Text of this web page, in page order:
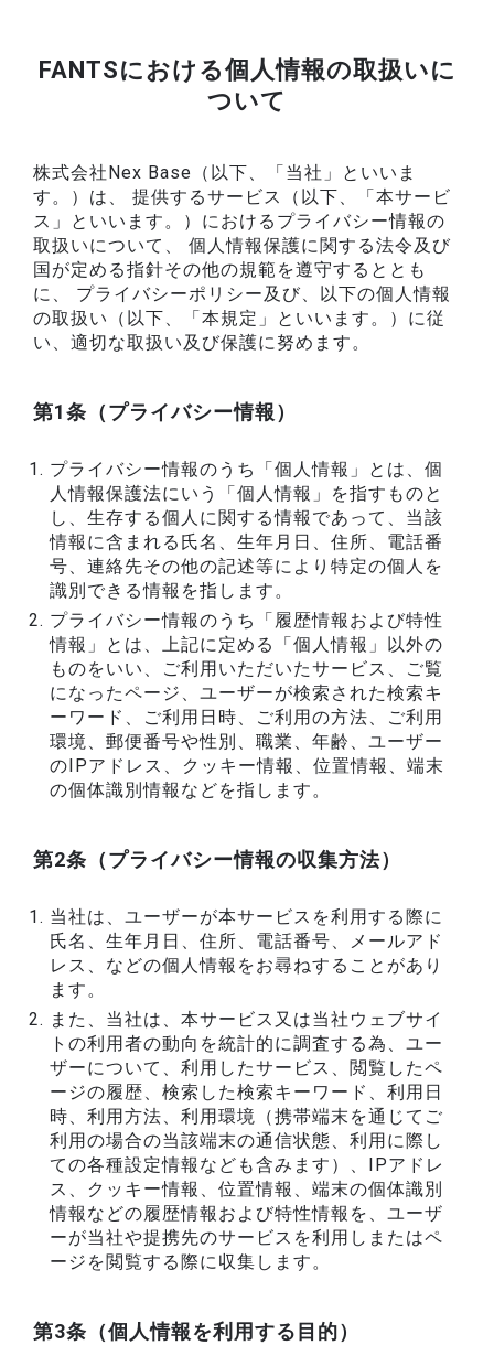
FANTSにおける個人情報の取扱いに
ついて
株式会社Nex Base（以下、「当社」といいま
す。）は、 提供するサービス（以下、「本サービ
ス」といいます。）におけるプライバシー情報の
取扱いについて、 個人情報保護に関する法令及び
国が定める指針その他の規範を遵守するととも
に、 プライバシーポリシー及び、以下の個人情報
の取扱い（以下、「本規定」といいます。）に従
い、適切な取扱い及び保護に努めます。
第1条（プライバシー情報）
プライバシー情報のうち「個人情報」とは、個
人情報保護法にいう「個人情報」を指すものと
し、生存する個人に関する情報であって、当該
情報に含まれる氏名、生年月日、住所、電話番
号、連絡先その他の記述等により特定の個人を
識別できる情報を指します。
プライバシー情報のうち「履歴情報および特性
情報」とは、上記に定める「個人情報」以外の
ものをいい、ご利用いただいたサービス、ご覧
になったページ、ユーザーが検索された検索キ
ーワード、ご利用日時、ご利用の方法、ご利用
環境、郵便番号や性別、職業、年齢、ユーザー
のIPアドレス、クッキー情報、位置情報、端末
の個体識別情報などを指します。
第2条（プライバシー情報の収集方法）
当社は、ユーザーが本サービスを利用する際に
氏名、生年月日、住所、電話番号、メールアド
レス、などの個人情報をお尋ねすることがあり
ます。
また、当社は、本サービス又は当社ウェブサイ
トの利用者の動向を統計的に調査する為、ユー
ザーについて、利用したサービス、閲覧したペ
ージの履歴、検索した検索キーワード、利用日
時、利用方法、利用環境（携帯端末を通じてご
利用の場合の当該端末の通信状態、利用に際し
ての各種設定情報なども含みます）、IPアドレ
ス、クッキー情報、位置情報、端末の個体識別
情報などの履歴情報および特性情報を、ユーザ
ーが当社や提携先のサービスを利用しまたはペ
ージを閲覧する際に収集します。
第3条（個人情報を利用する目的）